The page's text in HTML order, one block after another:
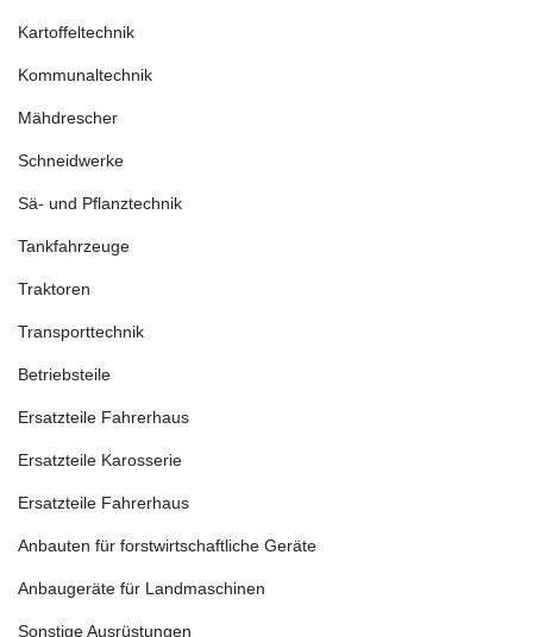
Kartoffeltechnik
Kommunaltechnik
Mähdrescher
Schneidwerke
Sä- und Pflanztechnik
Tankfahrzeuge
Traktoren
Transporttechnik
Betriebsteile
Ersatzteile Fahrerhaus
Ersatzteile Karosserie
Ersatzteile Fahrerhaus
Anbauten für forstwirtschaftliche Geräte
Anbaugeräte für Landmaschinen
Sonstige Ausrüstungen